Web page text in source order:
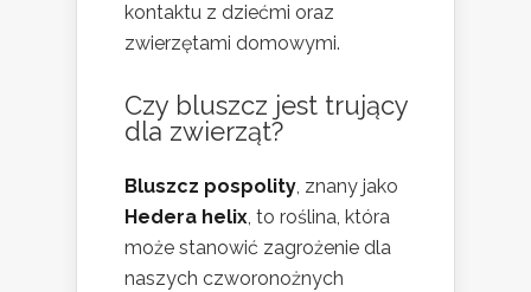
kontaktu z dziećmi oraz
zwierzętami domowymi.
Czy bluszcz jest trujący
dla zwierząt?
Bluszcz pospolity, znany jako
Hedera helix, to roślina, która
może stanowić zagrożenie dla
naszych czworonożnych